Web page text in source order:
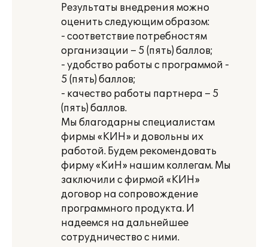
Результаты внедрения можно
оценить следующим образом:
- соответствие потребностям
организации – 5 (пять) баллов;
- удобство работы с программой -
5 (пять) баллов;
- качество работы партнера – 5
(пять) баллов.
Мы благодарны специалистам
фирмы «КИН» и довольны их
работой. Будем рекомендовать
фирму «КиН» нашим коллегам. Мы
заключили с фирмой «КИН»
договор на сопровождение
программного продукта. И
надеемся на дальнейшее
сотрудничество с ними.